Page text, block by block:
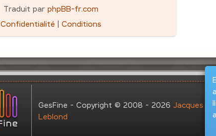
Traduit par phpBB-fr.com
Confidentialité | Conditions
GesFine - Copyright © 2008 - 2026Jacques
Leblond